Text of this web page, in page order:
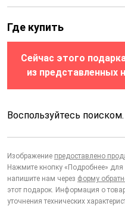
Где купить
Сейчас этого
из представленных
Воспользуйтесь поиском.
Изображение предоставлено
Нажмите кнопку «Подробнее»
напишите нам через форму
этот подарок. Информация о
уточнения технических